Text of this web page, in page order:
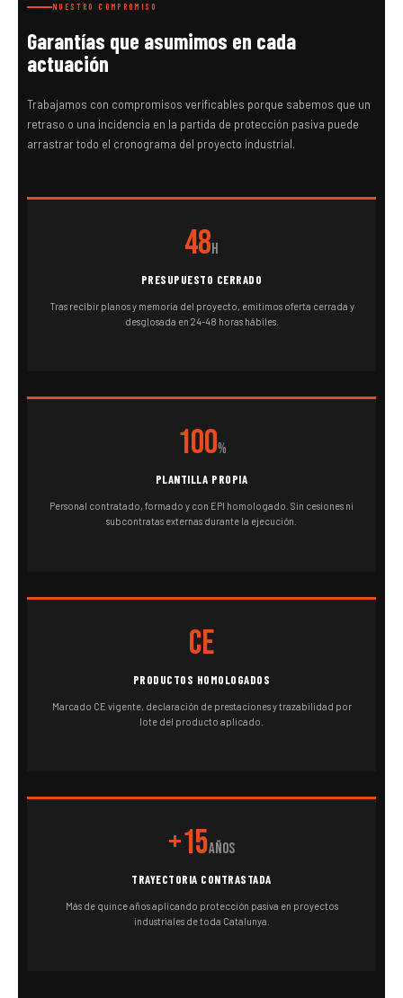
NUESTRO COMPROMISO
Garantías que asumimos en cada
actuación
Trabajamos con compromisos verificables porque sabemos que un
retraso o una incidencia en la partida de protección pasiva puede
arrastrar todo el cronograma del proyecto industrial.
48h
PRESUPUESTO CERRADO
Tras recibir planos y memoria del proyecto, emitimos oferta cerrada y
desglosada en 24-48 horas hábiles.
100%
PLANTILLA PROPIA
Personal contratado, formado y con EPI homologado. Sin cesiones ni
subcontratas externas durante la ejecución.
CE
PRODUCTOS HOMOLOGADOS
Marcado CE vigente, declaración de prestaciones y trazabilidad por
lote del producto aplicado.
+15años
TRAYECTORIA CONTRASTADA
Más de quince años aplicando protección pasiva en proyectos
industriales de toda Catalunya.